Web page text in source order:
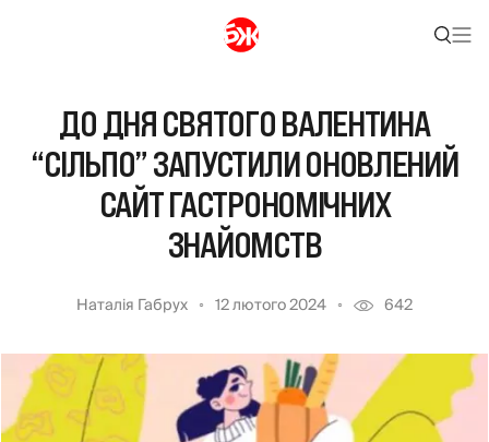
ДО ДНЯ СВЯТОГО ВАЛЕНТИНА
“СІЛЬПО” ЗАПУСТИЛИ ОНОВЛЕНИЙ
САЙТ ГАСТРОНОМІЧНИХ
ЗНАЙОМСТВ
Наталія Габрух 12 лютого 2024 642